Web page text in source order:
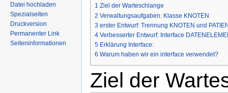
1 Ziel der Warteschlange
2 Verwaltungsaufgaben: Klasse KNOTEN
3 erster Entwurf: Trennung KNOTEN und
4 Verbesserter Entwurf: Interface
5 Erklärung Interface:
6 Warum haben wir ein interface verwendet?
Ziel der
Datei hochladen
Spezialseiten
Druckversion
Permanenter Link
Seiteninformationen